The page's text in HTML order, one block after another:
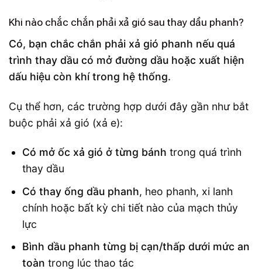
Khi nào chắc chắn phải xả gió sau thay dầu phanh?
Có, bạn chắc chắn phải xả gió phanh nếu quá
trình thay dầu có mở đường dầu hoặc xuất hiện
dấu hiệu còn khí trong hệ thống.
Cụ thể hơn, các trường hợp dưới đây gần như bắt
buộc phải xả gió (xả e):
Có mở ốc xả gió ở từng bánh trong quá trình
thay dầu
Có thay ống dầu phanh, heo phanh, xi lanh
chính hoặc bất kỳ chi tiết nào của mạch thủy
lực
Bình dầu phanh từng bị cạn/thấp dưới mức an
toàn trong lúc thao tác